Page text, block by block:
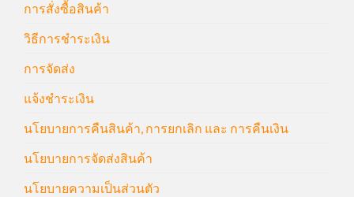
การสั่งซื้อสินค้า
วิธีการชำระเงิน
การจัดส่ง
แจ้งชำระเงิน
นโยบายการคืนสินค้า, การยกเลิก และ การคืนเงิน
นโยบายการจัดส่งสินค้า
นโยบายความเป็นส่วนตัว